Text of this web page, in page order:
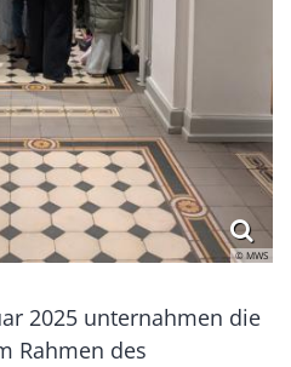
© MWS
2025 unternahmen die
Rahmen des